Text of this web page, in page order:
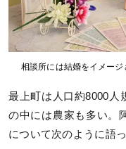
相談所には結婚をイメー
最上町は人口約8000人
の中には農家も多い。
について次のように語っ